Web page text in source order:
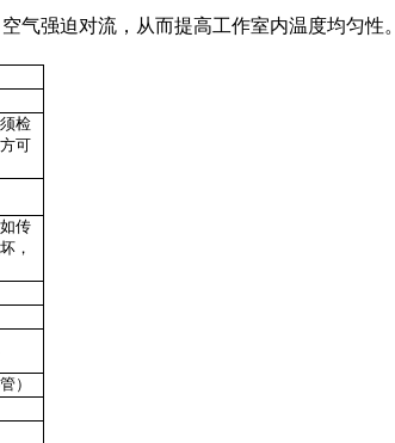
气强迫对流，从而提高工作室内温度均匀性。
检
可
传
，
）